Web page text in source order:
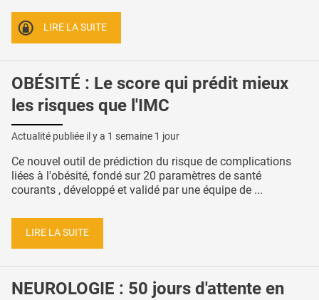
LIRE LA SUITE
OBÉSITÉ : Le score qui prédit mieux
les risques que l'IMC
Actualité publiée il y a 1 semaine 1 jour
Ce nouvel outil de prédiction du risque de complications
liées à l'obésité, fondé sur 20 paramètres de santé
courants , développé et validé par une équipe de ...
LIRE LA SUITE
NEUROLOGIE : 50 jours d'attente en